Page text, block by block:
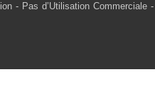
- Pas d’Utilisation Commerciale